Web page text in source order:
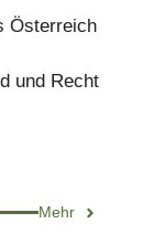
Österreich
und Recht
Mehr